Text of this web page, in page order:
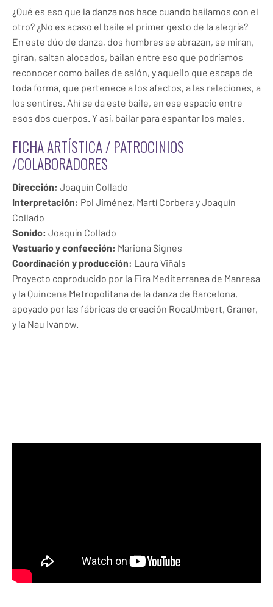
¿Qué es eso que la danza nos hace cuando bailamos con el
otro? ¿No es acaso el baile el primer gesto de la alegría?
En este dúo de danza, dos hombres se abrazan, se miran,
giran, saltan alocados, bailan entre eso que podríamos
reconocer como bailes de salón, y aquello que escapa de
toda forma, que pertenece a los afectos, a las relaciones, a
los sentires. Ahí se da este baile, en ese espacio entre
esos dos cuerpos. Y así, bailar para espantar los males.
FICHA ARTÍSTICA / PATROCINIOS
/COLABORADORES
Dirección: Joaquín Collado
Interpretación: Pol Jiménez, Martí Corbera y Joaquín
Collado
Sonido: Joaquín Collado
Vestuario y confección: Mariona Signes
Coordinación y producción: Laura Viñals
Proyecto coproducido por la Fira Mediterranea de Manresa
y la Quincena Metropolitana de la danza de Barcelona,
apoyado por las fábricas de creación RocaUmbert, Graner,
y la Nau Ivanow.